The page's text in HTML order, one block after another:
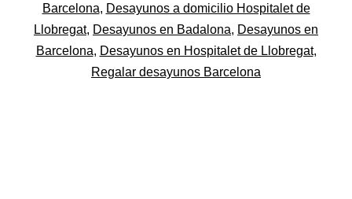
en
Desayunos
Barcelona, Desayunos a domicilio Hospitalet de
Llobregat, Desayunos en Badalona, Desayunos en
Barcelona, Desayunos en Hospitalet de Llobregat,
Regalar desayunos Barcelona